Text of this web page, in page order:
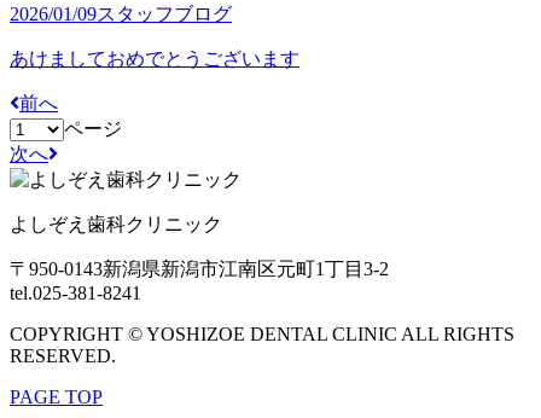
2026/01/09スタッフブログ
あけましておめでとうございます
前へ
ページ
次へ
よしぞえ歯科クリニック
〒950-0143新潟県新潟市江南区元町1丁目3-2
tel.025-381-8241
COPYRIGHT © YOSHIZOE DENTAL CLINIC ALL RIGHTS
RESERVED.
PAGE TOP